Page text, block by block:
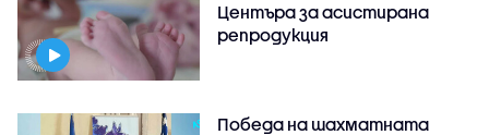
Центъра за асистирана
репродукция
Победа на шахматната